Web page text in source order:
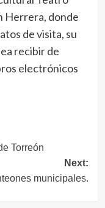
Herrera, donde
de visita, su
recibir de
electrónicos
Torreón
Next:
municipales.